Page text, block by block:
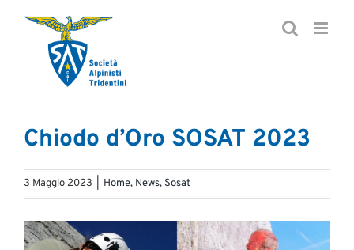
contenuto
Chiodo d’Oro SOSAT 2023
3 Maggio 2023 Home, News, Sosat